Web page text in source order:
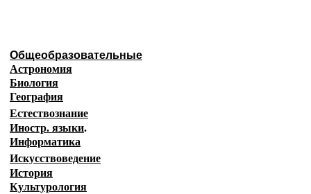
Общеобразовательные
Астрономия
Биология
География
Естествознание
Иностр. языки.
Информатика
Искусствоведение
История
Культурология